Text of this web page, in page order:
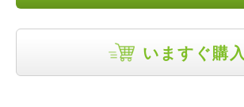
いますぐ購入